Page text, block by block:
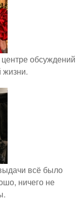
обсуждений
жизни.
всё было
ничего не